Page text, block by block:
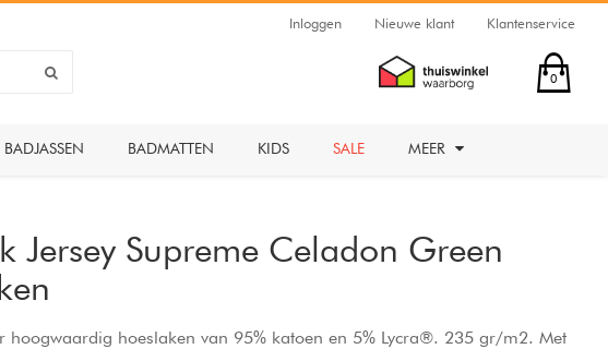
Inloggen Nieuwe klant Klantenservice
0
BADJASSEN BADMATTEN KIDS SALE MEER
Jersey Supreme Celadon Green
hoogwaardig hoeslaken van 95% katoen en 5% Lycra®. 235 gr/m2. Met